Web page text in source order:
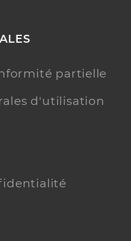
partielle
d'utilisation